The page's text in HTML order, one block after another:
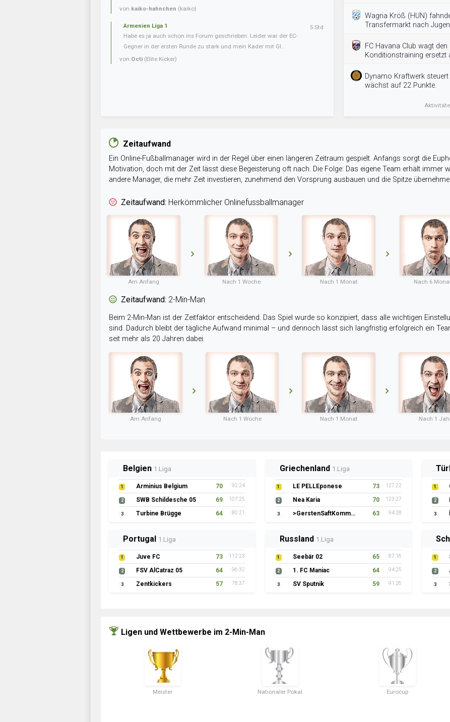
von kaiko-hahnchen (kaiko)
Armenien Liga 1
Habe es ja auch schon ins Forum geschrieben: Leider war der EC-
Gegner in der ersten Runde zu stark und mein Kader mit Gl...
von Octi (Elite Kicker)
5 Std
Wagria Kröß (HUN)
Transfermarkt nach
FC Havana Club wagt den
Konditionstraining ersetzt
Dynamo Kraftwerk
wächst auf 22 Punkte.
Zeitaufwand
Ein Online-Fußballmanager wird in der Regel über einen längeren Zeitraum gespielt. Anfangs sorgt die
Motivation, doch mit der Zeit lässt diese Begeisterung oft nach. Die Folge: Das eigene Team erhält immer
andere Manager, die mehr Zeit investieren, zunehmend den Vorsprung ausbauen und die Spitze
Zeitaufwand: Herkömmlicher Onlinefussballmanager
Am Anfang Nach 1 Woche Nach 1 Monat Nach 6
Zeitaufwand: 2-Min-Man
Beim 2-Min-Man ist der Zeitfaktor entscheidend. Das Spiel wurde so konzipiert, dass alle wichtigen
sind. Dadurch bleibt der tägliche Aufwand minimal – und dennoch lässt sich langfristig erfolgreich ein
seit mehr als 20 Jahren dabei.
Am Anfang Nach 1 Woche Nach 1 Monat Nach 1
Belgien 1.Liga
1 Arminius Belgium 70 92:24
2 SWB Schildesche 05 69 107:25
3 Turbine Brügge 64 80:21
Griechenland 1.Liga
1 LE PELLEponese 73 127:22
2 Nea Karia 70 123:27
3 >GerstenSaftKommando 63 94:28
1
2
3
Portugal 1.Liga
1 Juve FC 73 112:23
2 FSV AlCatraz 05 64 96:32
3 Zentkickers 57 78:37
Russland 1.Liga
1 Seebär 02 65 87:16
2 1. FC Maniac 64 94:25
3 SV Sputnik 59 91:26
1
2
3
Ligen und Wettbewerbe im 2-Min-Man
Meister Nationaler Pokal Eurocup